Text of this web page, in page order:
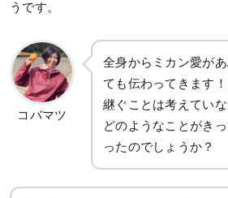
うです。
コバマツ
全身からミカン愛が
ても伝わってきます
継ぐことは考えてい
どのようなことがき
ったのでしょうか？